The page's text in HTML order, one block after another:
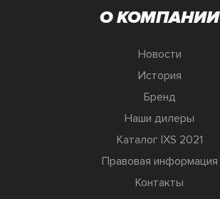
О КОМПАНИИ
Новости
История
Бренд
Наши дилеры
Каталог IXS 2021
Правовая информация
Контакты